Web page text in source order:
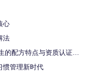
心
法
的配方特点与资质认证解
惯管理新时代